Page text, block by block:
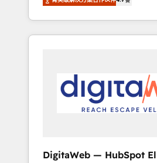
industries. With 150+
experts, we deliver scalable
complex GTM and RevOps
smooth setup tailored to
🔹 Migrations: Move from
HubSpot without data loss or
stack for better adoption. 🔹 Custom
DigitaWeb — HubSpot